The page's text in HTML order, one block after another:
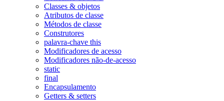
Classes & objetos
Atributos de classe
Métodos de classe
Construtores
palavra-chave this
Modificadores de acesso
Modificadores não-de-acesso
static
final
Encapsulamento
Getters & setters